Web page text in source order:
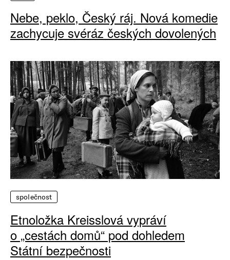
Nebe, peklo, Český ráj. Nová komedie
zachycuje svéráz českých dovolených
společnost
Etnoložka Kreisslová vypráví
o „cestách domů“ pod dohledem
Státní bezpečnosti